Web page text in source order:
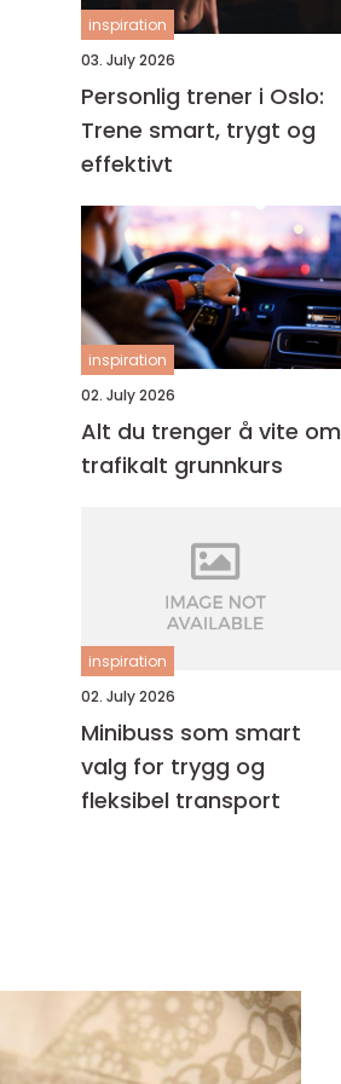
inspiration
03. July 2026
Personlig trener i Oslo:
Trene smart, trygt og
effektivt
inspiration
02. July 2026
Alt du trenger å vite om
trafikalt grunnkurs
inspiration
02. July 2026
Minibuss som smart
valg for trygg og
fleksibel transport